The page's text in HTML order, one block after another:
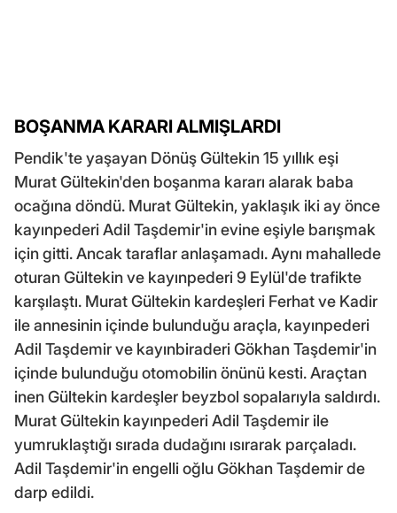
BOŞANMA KARARI ALMIŞLARDI
Pendik'te yaşayan Dönüş Gültekin 15 yıllık eşi
Murat Gültekin'den boşanma kararı alarak baba
ocağına döndü. Murat Gültekin, yaklaşık iki ay önce
kayınpederi Adil Taşdemir'in evine eşiyle barışmak
için gitti. Ancak taraflar anlaşamadı. Aynı mahallede
oturan Gültekin ve kayınpederi 9 Eylül'de trafikte
karşılaştı. Murat Gültekin kardeşleri Ferhat ve Kadir
ile annesinin içinde bulunduğu araçla, kayınpederi
Adil Taşdemir ve kayınbiraderi Gökhan Taşdemir'in
içinde bulunduğu otomobilin önünü kesti. Araçtan
inen Gültekin kardeşler beyzbol sopalarıyla saldırdı.
Murat Gültekin kayınpederi Adil Taşdemir ile
yumruklaştığı sırada dudağını ısırarak parçaladı.
Adil Taşdemir'in engelli oğlu Gökhan Taşdemir de
darp edildi.